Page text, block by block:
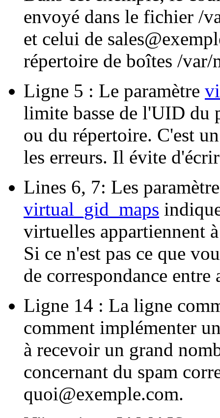
envoyé dans le fichier /
et celui de
répertoire de boîtes /
Ligne 5 : Le paramètre
limite basse de l'UID du
ou du répertoire. C'est
les erreurs. Il évite
Lines 6, 7: Les
virtual_gid_maps
virtuelles appartiennent
Si ce n'est pas ce que
de correspondance
Ligne 14 : La ligne
comment implémenter
à recevoir un grand
concernant du spam
quoi@exemple.com.